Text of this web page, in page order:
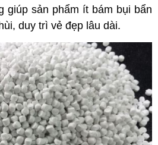
giúp sản phẩm ít bám bụi bẩn
duy trì vẻ đẹp lâu dài.